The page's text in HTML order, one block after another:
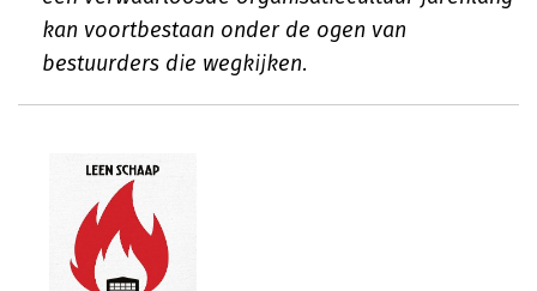
kan voortbestaan onder de ogen van
bestuurders die wegkijken.